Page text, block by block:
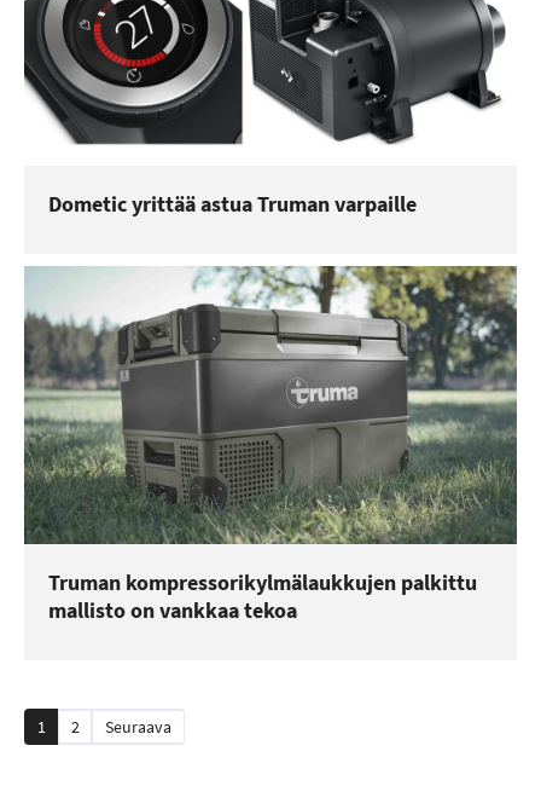
Dometic yrittää astua Truman varpaille
Truman kompressorikylmälaukkujen palkittu
mallisto on vankkaa tekoa
Artikkelien
1 2 Seuraava